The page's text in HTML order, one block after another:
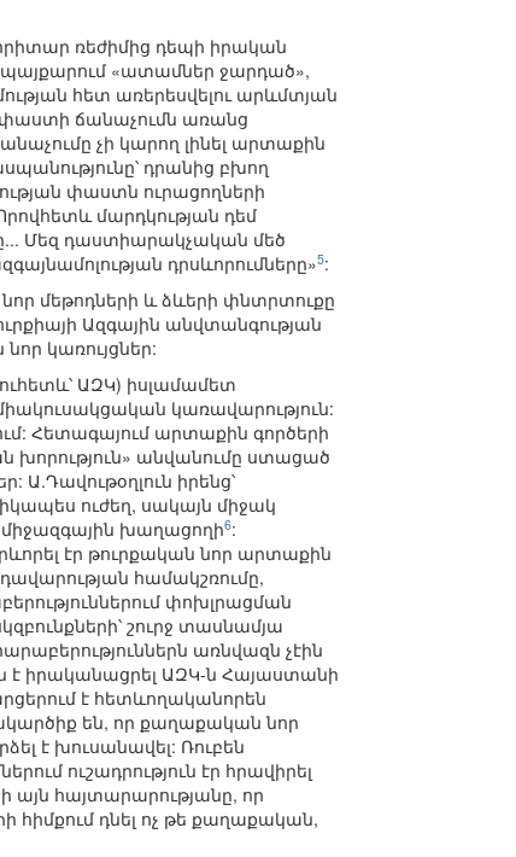
ռեժիմից դեպի իրական
«ատամներ ջարդած»,
հետ առերեսվելու արևմտյան
փաստի ճանաչումն առանց
չի կարող լինել արտաքին
դրանից բխող
փաստն ուրացողների
մարդկության դեմ
Մեզ դաստիարակչական մեծ
դրսևորումները»5:
մեթոդների և ձևերի փնտրտուքը
Ազգային անվտանգության
կառույցներ:
ԱԶԿ) իսլամամետ
միակուսակցական կառավարություն:
Հետագայում արտաքին գործերի
խորություն» անվանումը ստացած
Ա.Դավութօղլուն իրենց՝
ուժեղ, սակայն միջակ
խաղացողի6:
էր թուրքական նոր արտաքին
համակշռումը,
փոխլրացման
շուրջ տասնամյա
առնվազն չէին
է իրականացրել ԱԶԿ-ն Հայաստանի
է հետևողականորեն
են, որ քաղաքական նոր
է խուսանավել: Ռուբեն
ուշադրություն էր հրավիրել
հայտարարությանը, որ
հիմքում դնել ոչ թե քաղաքական,